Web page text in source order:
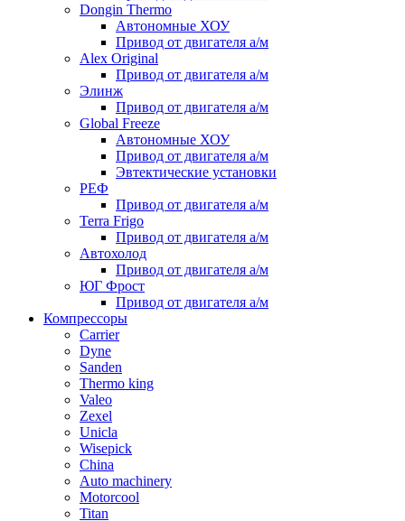
Dongin Thermo
Автономные ХОУ
Привод от двигателя а/м
Alex Original
Привод от двигателя а/м
Элинж
Привод от двигателя а/м
Global Freeze
Автономные ХОУ
Привод от двигателя а/м
Эвтектические установки
РЕФ
Привод от двигателя а/м
Terra Frigo
Привод от двигателя а/м
Автохолод
Привод от двигателя а/м
ЮГ Фрост
Привод от двигателя а/м
Компрессоры
Carrier
Dyne
Sanden
Thermo king
Valeo
Zexel
Unicla
Wisepick
China
Auto machinery
Motorcool
Titan